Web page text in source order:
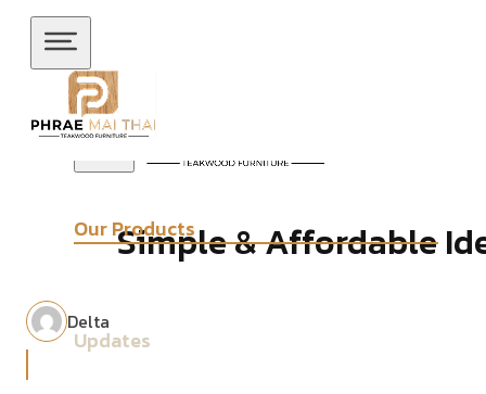
Skip to main content
Our Products
Updates
Simple & Affordable
Delta